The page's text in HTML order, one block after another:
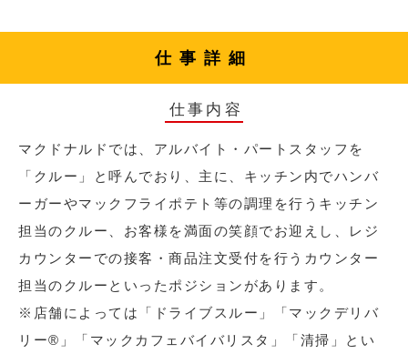
仕事詳細
仕事内容
マクドナルドでは、アルバイト・パートスタッフを
「クルー」と呼んでおり、主に、キッチン内でハンバ
ーガーやマックフライポテト等の調理を行うキッチン
担当のクルー、お客様を満面の笑顔でお迎えし、レジ
カウンターでの接客・商品注文受付を行うカウンター
担当のクルーといったポジションがあります。
※店舗によっては「ドライブスルー」「マックデリバ
リー®︎」「マックカフェバイバリスタ」「清掃」とい